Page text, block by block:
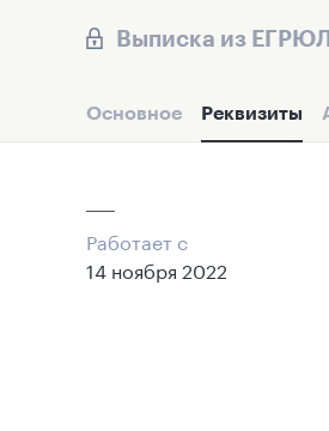
Выписка из
Основное Реквизиты
Работает с
14 ноября 2022